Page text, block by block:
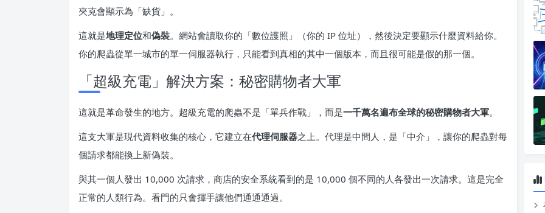
夾克會顯示為「缺貨」。
這就是地理定位和偽裝。網站會讀取你的「數位護照」（你的 IP 位址），然後決定要顯示什麼資料給你。
你的爬蟲從單一城市的單一伺服器執行，只能看到真相的其中一個版本，而且很可能是假的那一個。
「超級充電」解決方案：秘密購物者大軍
這就是革命發生的地方。超級充電的爬蟲不是「單兵作戰」，而是一千萬名遍布全球的秘密購物者大軍。
這支大軍是現代資料收集的核心，它建立在代理伺服器之上。代理是中間人，是「中介」，讓你的爬蟲對每
個請求都能換上新偽裝。
與其一個人發出 10,000 次請求，商店的安全系統看到的是 10,000 個不同的人各發出一次請求。這是完全
正常的人類行為。看門的只會揮手讓他們通通通過。